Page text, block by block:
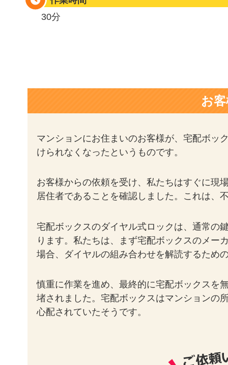
30分
お
マンションにお住まいのお客様が、宅配ボッ
けられなくなったというものです。
お客様からの依頼を受け、私たちはすぐに現
居住者であることを確認しました。これは、
宅配ボックスのダイヤル式ロックは、通常の
ります。私たちは、まず宅配ボックスのメー
場合、ダイヤルの組み合わせを解読するため
慎重に作業を進め、最終的に宅配ボックスを
堵されました。宅配ボックスはマンションの
心配されていたそうです。